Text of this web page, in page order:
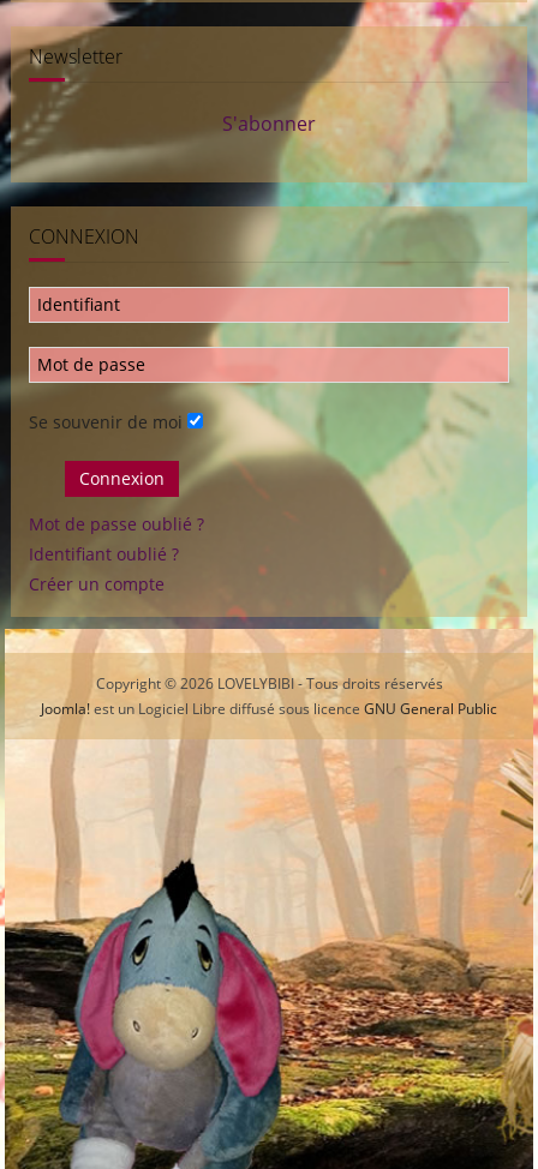
Newsletter
S'abonner
CONNEXION
Se souvenir de moi
Connexion
Mot de passe oublié ?
Identifiant oublié ?
Créer un compte
Copyright © 2026 LOVELYBIBI - Tous droits réservés
Joomla!est un Logiciel Libre diffusé sous licence GNU General Public